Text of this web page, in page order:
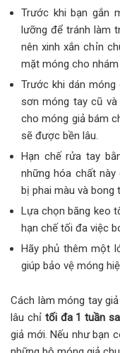
Trước khi bạn gắn
lưỡng để tránh làm
nên xinh xắn chỉn
mặt móng cho
Trước khi dán
sơn móng tay cũ
cho móng giả bám
sẽ được bền lâu.
Hạn chế rửa tay
những hóa chất
bị phai màu và bong
Lựa chọn băng keo
hạn chế tối đa việc
Hãy phủ thêm một
giúp bảo vệ móng
Cách làm móng tay
lâu chỉ tối đa 1 tuần
giả mới. Nếu như bạn